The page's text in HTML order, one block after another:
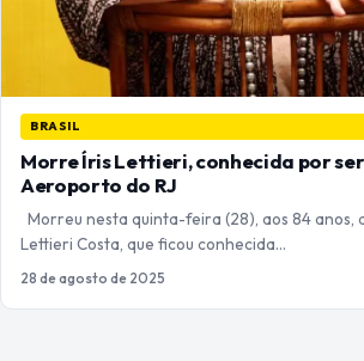
BRASIL
Morre Íris Lettieri, conhecida por
Aeroporto do RJ
Morreu nesta quinta-feira (28), aos 84 anos,
Lettieri Costa, que ficou conhecida…
28 de agosto de 2025